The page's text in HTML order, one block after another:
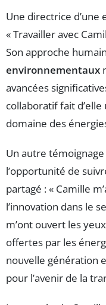
Une directrice
« Travailler avec
Son approche
environnementaux
avancées
collaboratif fait
domaine des
Un autre témoignage
l’opportunité de
partagé : « Camille
l’innovation dans le
m’ont ouvert les
offertes par les
nouvelle génération
pour l’avenir de la